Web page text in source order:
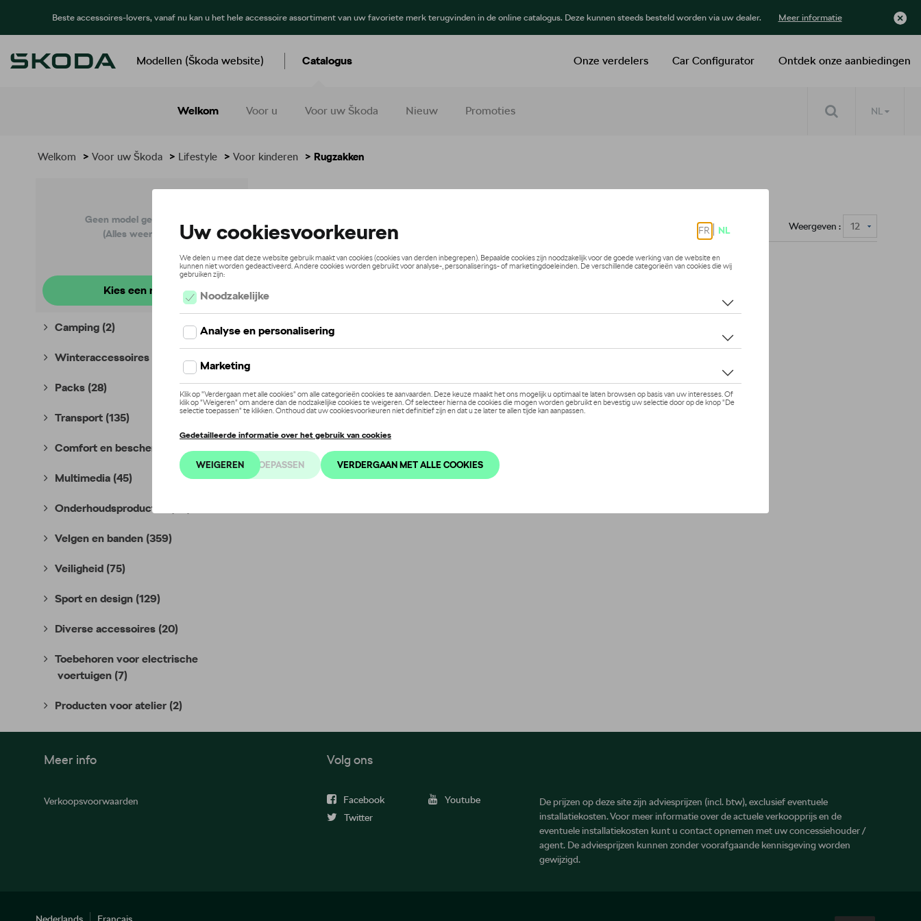
Beste accessoires-lovers, vanaf nu kan u het hele accessoire assortiment van uw favoriete merk terugvinden in de online catalogus. Deze kunnen steeds besteld worden via uw dealer. Meer informatie
Modellen (Škoda website) Catalogus
Welkom Voor u Voor uw Škoda Nieuw Promoties
Ontdek onze aanbiedingen
Car Configurator
Onze verdelers
NL
Welkom > Voor uw Škoda > Lifestyle > Voor kinderen > Rugzakken
Geen model geselecteerd
(Alles weergeven)
Kies een model
Camping (2)
Winteraccessoires
Packs (28)
Transport (135)
Comfort en bescherming (396)
Multimedia (45)
Onderhoudsproducten
Velgen en banden (359)
Veiligheid (75)
Sport en design (129)
Diverse accessoires (20)
Toebehoren voor electrische
voertuigen (7)
Producten voor atelier (2)
Weergeven :
Meer info
Verkoopsvoorwaarden
Volg ons
Facebook
Youtube
Twitter
De prijzen op deze site zijn adviesprijzen (incl. btw), exclusief eventuele
installatiekosten. Voor meer informatie over de actuele verkoopprijs en de
eventuele installatiekosten kunt u contact opnemen met uw concessiehouder /
agent. De adviesprijzen kunnen zonder voorafgaande kennisgeving worden
gewijzigd.